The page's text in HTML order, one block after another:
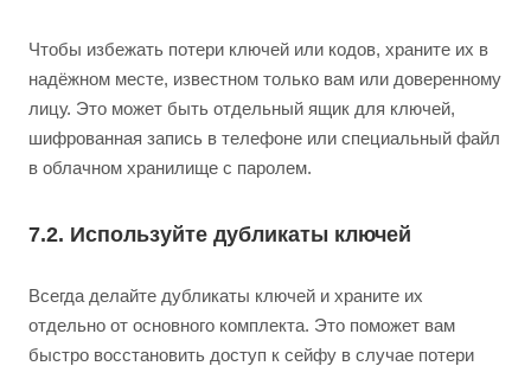
Чтобы избежать потери ключей или кодов, храните их в
надёжном месте, известном только вам или доверенному
лицу. Это может быть отдельный ящик для ключей,
шифрованная запись в телефоне или специальный файл
в облачном хранилище с паролем.
7.2. Используйте дубликаты ключей
Всегда делайте дубликаты ключей и храните их
отдельно от основного комплекта. Это поможет вам
быстро восстановить доступ к сейфу в случае потери